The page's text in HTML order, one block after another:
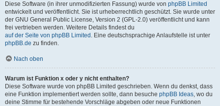
Diese Software (in ihrer unmodifizierten Fassung) wurde von phpBB Limited
entwickelt und veröffentlicht. Sie ist urheberrechtlich geschützt. Sie wurde unter
der GNU General Public License, Version 2 (GPL-2.0) veröffentlicht und kann
frei vertrieben werden. Weitere Details findest du
auf der Seite von phpBB Limited . Eine deutschsprachige Anlaufstelle ist unter
phpBB.de zu finden.
Nach oben
Warum ist Funktion x oder y nicht enthalten?
Diese Software wurde von phpBB Limited geschrieben. Wenn du denkst, dass
eine Funktion implementiert werden sollte, dann besuche phpBB Ideas, wo du
deine Stimme für bestehende Vorschläge abgeben oder neue Funktionen